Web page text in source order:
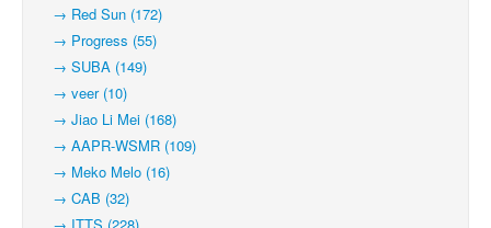
→ Red Sun (172)
→ Progress (55)
→ SUBA (149)
→ veer (10)
→ Jiao Li Mei (168)
→ AAPR-WSMR (109)
→ Meko Melo (16)
→ CAB (32)